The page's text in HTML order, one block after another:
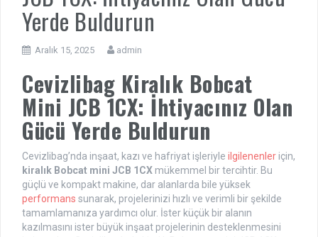
Yerde Buldurun
Aralık 15, 2025 admin
Cevizlibag Kiralık Bobcat
Mini JCB 1CX: İhtiyacınız Olan
Gücü Yerde Buldurun
Cevizlibag’nda inşaat, kazı ve hafriyat işleriyle ilgilenenler için,
kiralık Bobcat mini JCB 1CX mükemmel bir tercihtir. Bu
güçlü ve kompakt makine, dar alanlarda bile yüksek
performans sunarak, projelerinizi hızlı ve verimli bir şekilde
tamamlamanıza yardımcı olur. İster küçük bir alanın
kazılmasını ister büyük inşaat projelerinin desteklenmesini